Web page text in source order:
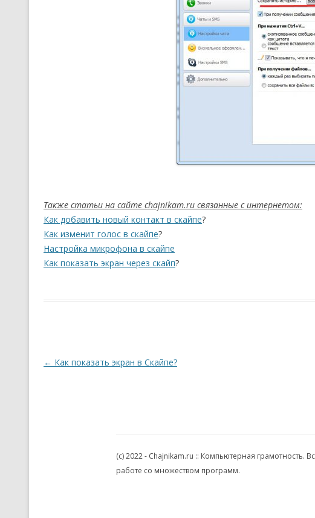
Также статьи на сайте chajnikam.ru связанные с интернетом:
Как добавить новый контакт в скайпе?
Как изменит голос в скайпе?
Настройка микрофона в скайпе
Как показать экран через скайп?
Навигация по записям
← Как показать экран в Скайпе?
(c) 2022 - Chajnikam.ru :: Компьютерная
работе со множеством программ.